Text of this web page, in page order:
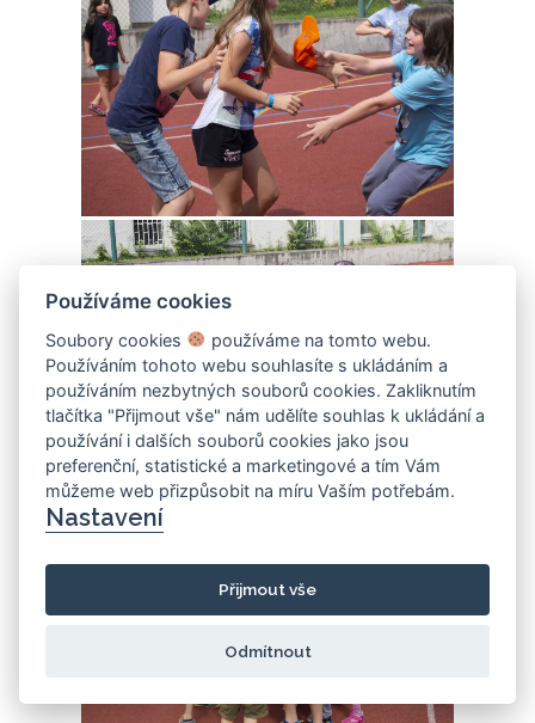
Používáme cookies
Soubory cookies
používáme na tomto webu.
Používáním tohoto webu souhlasíte s ukládáním a
používáním nezbytných souborů cookies. Zakliknutím
tlačítka "Přijmout vše" nám udělíte souhlas k ukládání a
používání i dalších souborů cookies jako jsou
preferenční, statistické a marketingové a tím Vám
můžeme web přizpůsobit na míru Vaším potřebám.
Nastavení
Přijmout vše
Odmítnout